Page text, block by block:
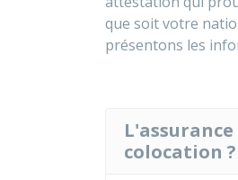
que soit votre
présentons les
colocation ?